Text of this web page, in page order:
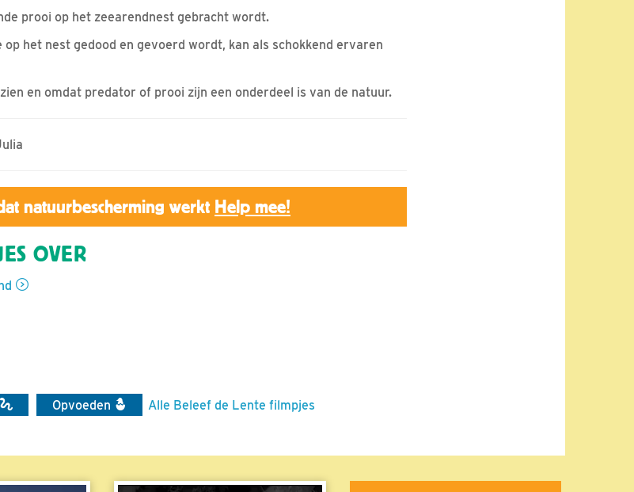
prooi op het zeearendnest gebracht wordt.
op het nest gedood en gevoerd wordt, kan als schokkend ervaren
en omdat predator of prooi zijn een onderdeel is van de natuur.
natuurbescherming werkt Help mee!
OVER
Opvoeden Alle Beleef de Lente filmpjes